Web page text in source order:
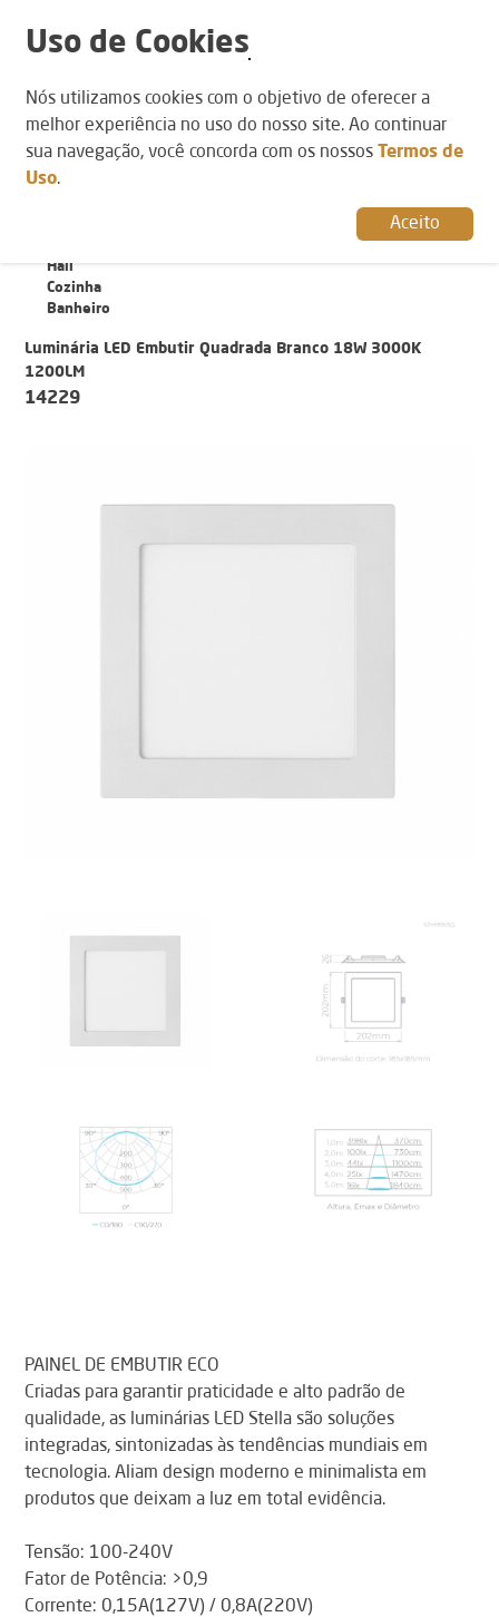
POR AMBIENTE
Varanda
Sala de Jantar
Sala de Estar
Quarto
Hall
Cozinha
Banheiro
POR CATEGORIA
Painéis de LED
POR ESTILO
Técnico
Luminária LED Embutir Quadrada Branco 18W 3000K
1200LM
14229
PAINEL DE EMBUTIR ECO
Criadas para garantir praticidade e alto padrão de
qualidade, as luminárias LED Stella são soluções
integradas, sintonizadas às tendências mundiais em
tecnologia. Aliam design moderno e minimalista em
produtos que deixam a luz em total evidência.
Tensão: 100-240V
Fator de Potência: >0,9
Corrente: 0,15A(127V) / 0,8A(220V)
Uso de Cookies
Nós utilizamos cookies com o objetivo de oferecer a
melhor experiência no uso do nosso site. Ao continuar
sua navegação, você concorda com os nossos
Termos de
Uso.
Aceito